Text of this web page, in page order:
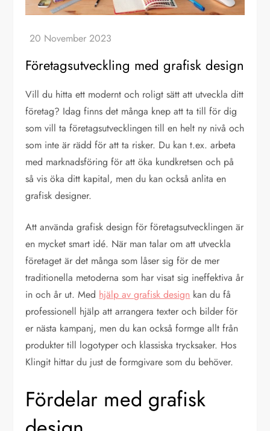
Företagsutveckling med grafisk design
Vill du hitta ett modernt och roligt sätt att utveckla ditt
företag? Idag finns det många knep att ta till för dig
som vill ta företagsutvecklingen till en helt ny nivå och
som inte är rädd för att ta risker. Du kan t.ex. arbeta
med marknadsföring för att öka kundkretsen och på
så vis öka ditt kapital, men du kan också anlita en
grafisk designer.
Att använda grafisk design för företagsutvecklingen är
en mycket smart idé. När man talar om att utveckla
företaget är det många som låser sig för de mer
traditionella metoderna som har visat sig ineffektiva år
in och år ut. Med hjälp av grafisk design kan du få
professionell hjälp att arrangera texter och bilder för
er nästa kampanj, men du kan också formge allt från
produkter till logotyper och klassiska trycksaker. Hos
Klingit hittar du just de formgivare som du behöver.
Fördelar med grafisk